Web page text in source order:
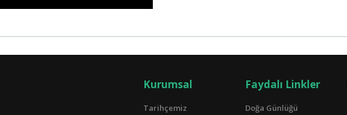
Kurumsal
Tarihçemiz
Faydalı Linkler
Doğa Günlüğü